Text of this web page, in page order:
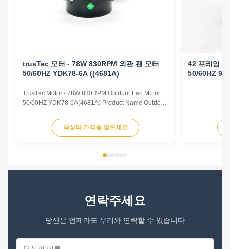
trusTec 모터 - 78W 830RPM 외관 팬 모터
50/60HZ YDK78-6A ((4681A)
TrusTec Motor - 78W 830RPM Outdoor Fan Motor
50/60HZ YDK78-6A(4681A) Product Name Outdoor
Output Power 78W Pole 6P AMPS 0.83A Speed
900RPM Capacitor 6μF/370V Insulation Class
최상의 가격을 얻으세요
42 프레임
50/60HZ
연락주세요
당신은 언제라도 우리와 연락할 수 있습니다